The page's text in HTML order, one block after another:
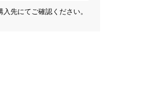
入先にてご確認ください。